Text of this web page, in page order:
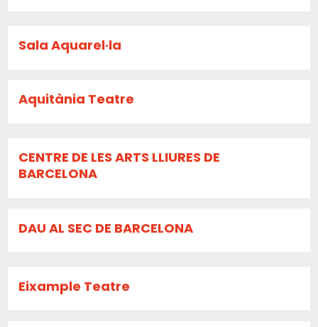
Sala Aquarel·la
Aquitània Teatre
CENTRE DE LES ARTS LLIURES DE
BARCELONA
DAU AL SEC DE BARCELONA
Eixample Teatre